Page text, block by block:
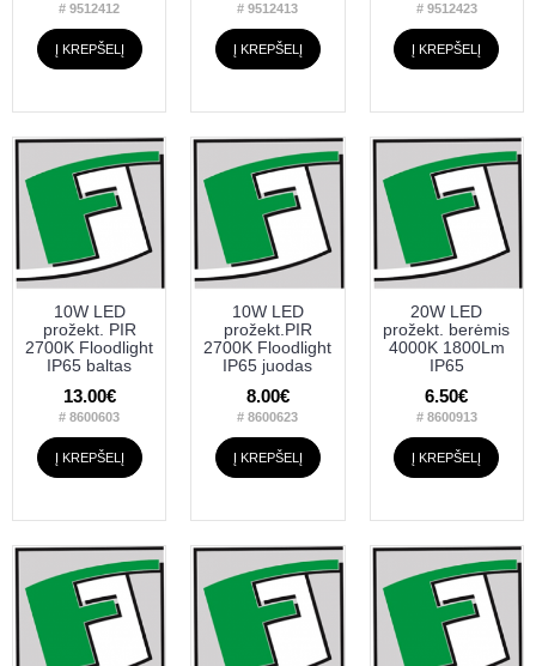
# 9512412
Į KREPŠELĮ
# 9512413
Į KREPŠELĮ
# 9512423
Į KREPŠELĮ
10W LED
prožekt. PIR
2700K Floodlight
IP65 baltas
13.00€
# 8600603
Į KREPŠELĮ
10W LED
prožekt.PIR
2700K Floodlight
IP65 juodas
8.00€
# 8600623
Į KREPŠELĮ
20W LED
prožekt. berėmis
4000K 1800Lm
IP65
6.50€
# 8600913
Į KREPŠELĮ